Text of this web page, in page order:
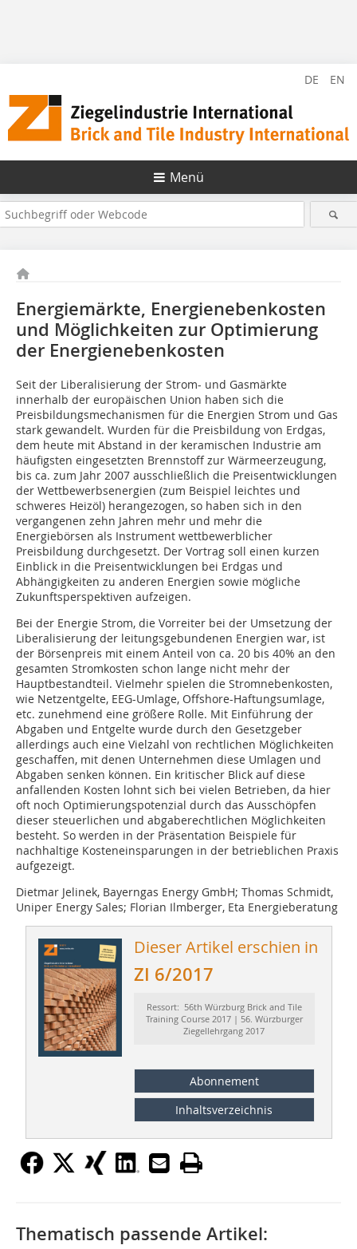
DE EN
Menü
Energiemärkte, Energienebenkosten
und Möglichkeiten zur Optimierung
der Energienebenkosten
Seit der Liberalisierung der Strom- und Gasmärkte
innerhalb der europäischen Union haben sich die
Preisbildungsmechanismen für die Energien Strom und Gas
stark gewandelt. Wurden für die Preisbildung von Erdgas,
dem heute mit Abstand in der keramischen Industrie am
häufigsten eingesetzten Brennstoff zur Wärmeerzeugung,
bis ca. zum Jahr 2007 ausschließlich die Preisentwicklungen
der Wettbewerbsenergien (zum Beispiel leichtes und
schweres Heizöl) herangezogen, so haben sich in den
vergangenen zehn Jahren mehr und mehr die
Energiebörsen als Instrument wettbewerblicher
Preisbildung durchgesetzt. Der Vortrag soll einen kurzen
Einblick in die Preisentwicklungen bei Erdgas und
Abhängigkeiten zu anderen Energien sowie mögliche
Zukunftsperspektiven aufzeigen.
Bei der Energie Strom, die Vorreiter bei der Umsetzung der
Liberalisierung der leitungsgebundenen Energien war, ist
der Börsenpreis mit einem Anteil von ca. 20 bis 40% an den
gesamten Stromkosten schon lange nicht mehr der
Hauptbestandteil. Vielmehr spielen die Stromnebenkosten,
wie Netzentgelte, EEG-Umlage, Offshore-Haftungsumlage,
etc. zunehmend eine größere Rolle. Mit Einführung der
Abgaben und Entgelte wurde durch den Gesetzgeber
allerdings auch eine Vielzahl von rechtlichen Möglichkeiten
geschaffen, mit denen Unternehmen diese Umlagen und
Abgaben senken können. Ein kritischer Blick auf diese
anfallenden Kosten lohnt sich bei vielen Betrieben, da hier
oft noch Optimierungspotenzial durch das Ausschöpfen
dieser steuerlichen und abgaberechtlichen Möglichkeiten
besteht. So werden in der Präsentation Beispiele für
nachhaltige Kosteneinsparungen in der betrieblichen Praxis
aufgezeigt.
Dietmar Jelinek, Bayerngas Energy GmbH; Thomas Schmidt,
Uniper Energy Sales; Florian Ilmberger, Eta Energieberatung
Dieser Artikel erschien in
ZI 6/2017
Ressort: 56th Würzburg Brick and Tile
Training Course 2017 | 56. Würzburger
Ziegellehrgang 2017
Abonnement
Inhaltsverzeichnis
Thematisch passende Artikel: